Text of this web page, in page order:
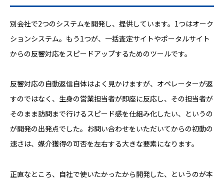
別会社で2つのシステムを開発し、提供しています。1つはオーク
ションシステム。もう1つが、一括査定サイトやポータルサイト
からの反響対応をスピードアップするためのツールです。
反響対応の自動返信自体はよく見かけますが、オペレーターが返
すのではなく、生身の営業担当者が即座に反応し、その担当者が
そのまま訪問まで行けるスピード感を仕組み化したい、というの
が開発の出発点でした。お問い合わせをいただいてからの初動の
速さは、媒介獲得の可否を左右する大きな要素になります。
正直なところ、自社で使いたかったから開発した、というのが本